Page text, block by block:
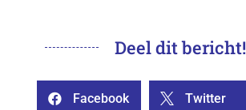
Deel dit bericht!
 Facebook  Twitter